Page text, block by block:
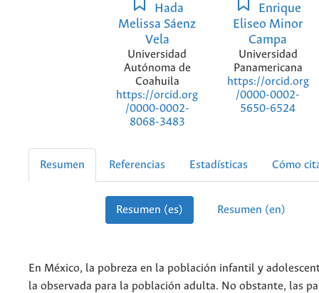
Hada
Melissa Sáenz
Vela
Universidad
Autónoma de
Coahuila
https://orcid.org
/0000-0002-
8068-3483
Enrique
Eliseo Minor
Campa
Universidad
Panamericana
https://orcid.org
/0000-0002-
5650-6524
Resumen Referencias Estadísticas Cómo
Resumen (es) Resumen (en)
En México, la pobreza en la población infantil y
la observada para la población adulta. No obstante, las